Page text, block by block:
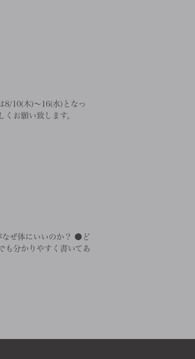
8/10(木)～16(水)となっ
お願い致します。
ぜ体にいいのか？ ●ど
分かりやすく書いてあ